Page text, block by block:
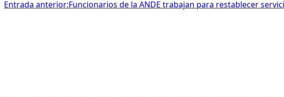
Entrada anterior:Funcionarios de la ANDE trabajan para restablecer